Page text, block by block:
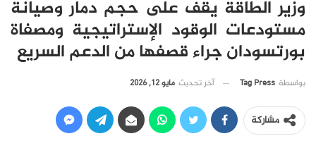
وزير الطاقة يقف على حجم دمار وصيانة
مستودعات الوقود الإستراتيجية ومصفاة
بورتسودان جراء قصفها من الدعم السريع
بواسطة Tag Press آخر تحديث مايو 12, 2026
مشاركة